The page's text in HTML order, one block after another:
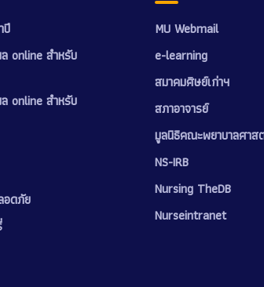
ปี
online สำหรับ
online สำหรับ
อดภัย
MU Webmail
e-learning
สมาคมศิษย์เก่าฯ
สภาอาจารย์
มูลนิธิคณะพยาบาลศาส
NS-IRB
Nursing TheDB
Nurseintranet